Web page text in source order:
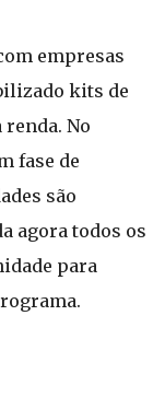
empresas
kits de
No
fase de
são
agora todos os
para